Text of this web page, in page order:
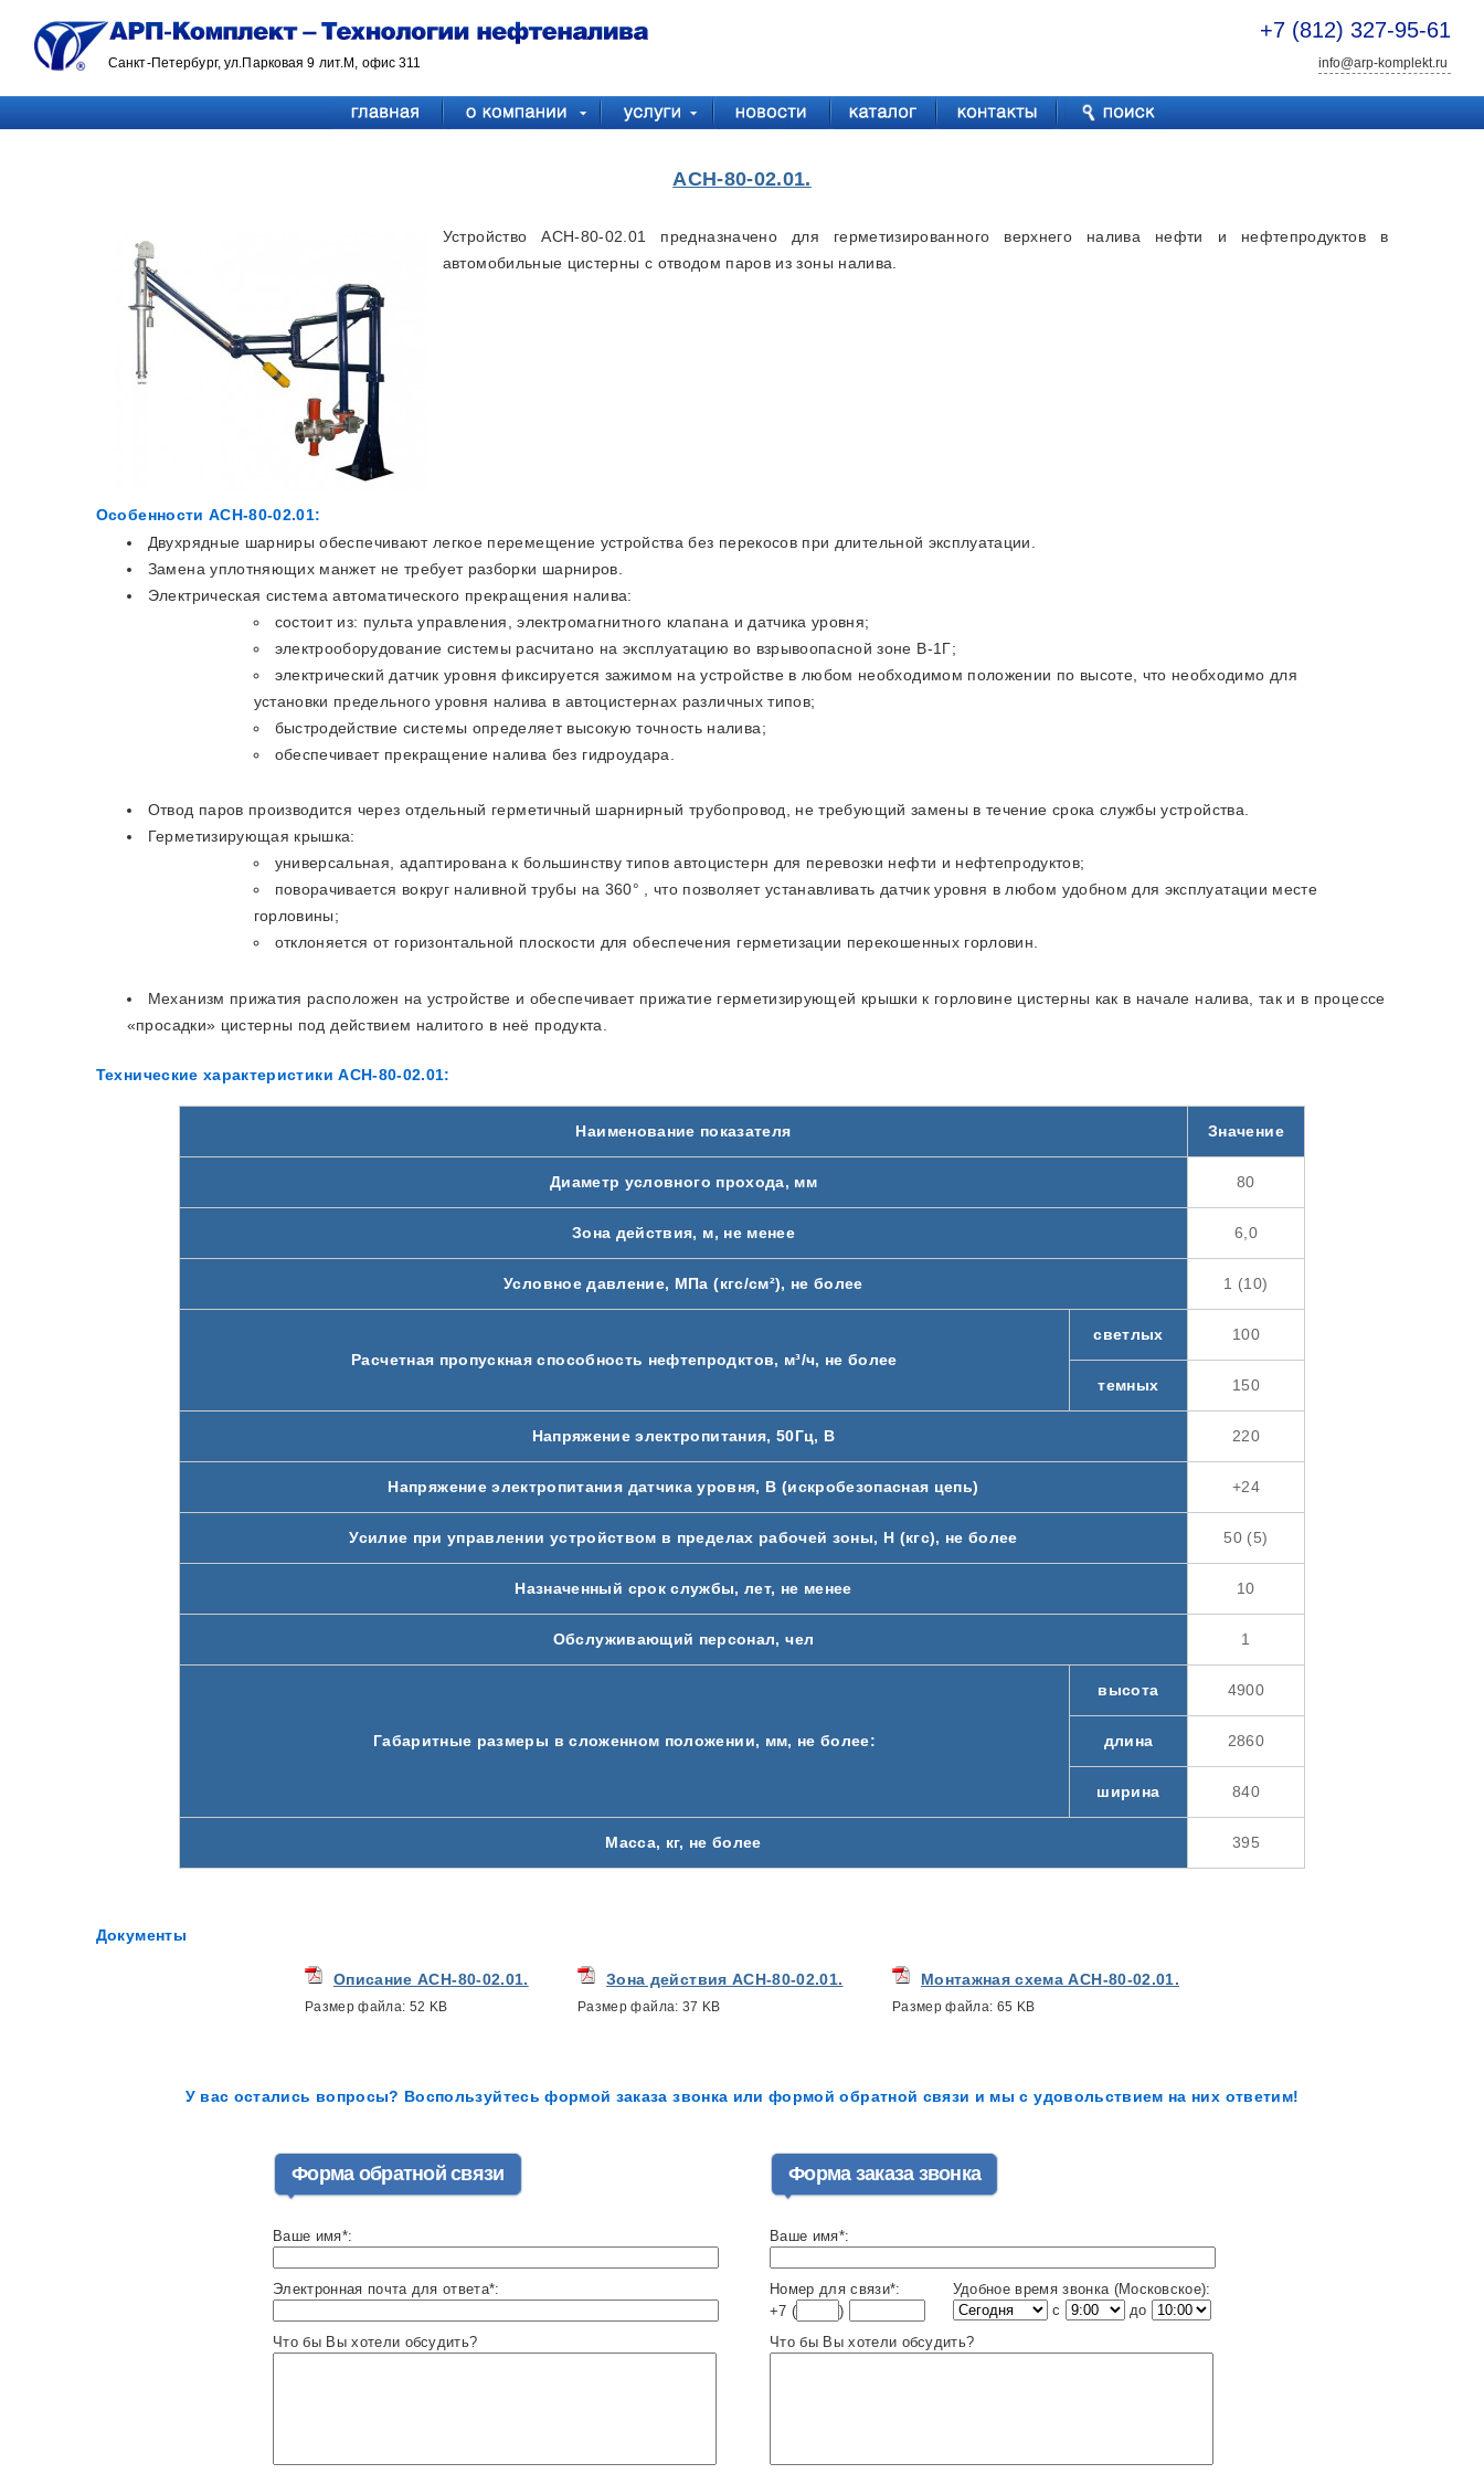
Санкт-Петербург, ул.Парковая 9 лит.М, офис 311
+7 (812) 327-95-61
info@arp-komplekt.ru
АСН-80-02.01.
Устройство АСН-80-02.01 предназначено для герметизированного верхнего налива нефти и нефтепродуктов в
автомобильные цистерны с отводом паров из зоны налива.
Особенности АСН-80-02.01:
Двухрядные шарниры обеспечивают легкое перемещение устройства без перекосов при длительной эксплуатации.
Замена уплотняющих манжет не требует разборки шарниров.
Электрическая система автоматического прекращения налива:
состоит из: пульта управления, электромагнитного клапана и датчика уровня;
электрооборудование системы расчитано на эксплуатацию во взрывоопасной зоне В-1Г;
электрический датчик уровня фиксируется зажимом на устройстве в любом необходимом положении по высоте, что необходимо для
установки предельного уровня налива в автоцистернах различных типов;
быстродействие системы определяет высокую точность налива;
обеспечивает прекращение налива без гидроудара.
Отвод паров производится через отдельный герметичный шарнирный трубопровод, не требующий замены в течение срока службы устройства.
Герметизирующая крышка:
универсальная, адаптирована к большинству типов автоцистерн для перевозки нефти и нефтепродуктов;
поворачивается вокруг наливной трубы на 360° , что позволяет устанавливать датчик уровня в любом удобном для эксплуатации месте
горловины;
отклоняется от горизонтальной плоскости для обеспечения герметизации перекошенных горловин.
Механизм прижатия расположен на устройстве и обеспечивает прижатие герметизирующей крышки к горловине цистерны как в начале налива, так и в процессе
«просадки» цистерны под действием налитого в неё продукта.
Технические характеристики АСН-80-02.01:
Наименование показателя Значение
Диаметр условного прохода, мм 80
Зона действия, м, не менее 6,0
Условное давление, МПа (кгс/см²), не более 1 (10)
Расчетная пропускная способность нефтепродктов, м³/ч, не более
светлых 100
темных 150
Напряжение электропитания, 50Гц, В 220
Напряжение электропитания датчика уровня, В (искробезопасная цепь) +24
Усилие при управлении устройством в пределах рабочей зоны, Н (кгс), не более 50 (5)
Назначенный срок службы, лет, не менее 10
Обслуживающий персонал, чел 1
Габаритные размеры в сложенном положении, мм, не более:
высота 4900
длина 2860
ширина 840
Масса, кг, не более 395
Документы
Описание АСН-80-02.01.
Размер файла: 52 KB
Зона действия АСН-80-02.01.
Размер файла: 37 KB
Монтажная схема АСН-80-02.01.
Размер файла: 65 KB
У вас остались вопросы? Воспользуйтесь формой заказа звонка или формой обратной связи и мы с удовольствием на них ответим!
Форма обратной связи
Ваше имя*:
Электронная почта для ответа*:
Что бы Вы хотели обсудить?
Форма заказа звонка
Ваше имя*:
Номер для связи*:
+7 (
)
Удобное время звонка (Московское):
с
до
Что бы Вы хотели обсудить?